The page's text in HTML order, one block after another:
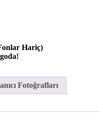
Hariç)
Fotoğrafları